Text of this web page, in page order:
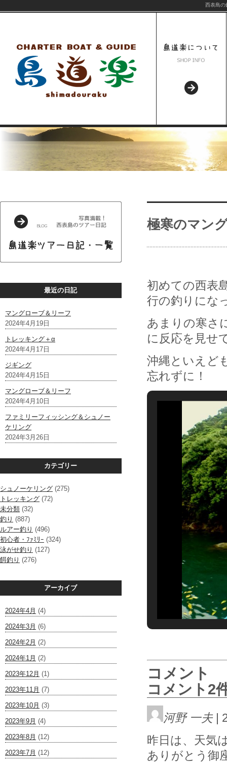
西表島の
最近の日記
マングローブ＆リーフ
2024年4月19日
トレッキング＋α
2024年4月17日
ジギング
2024年4月15日
マングローブ＆リーフ
2024年4月10日
ファミリーフィッシング＆シュノー
ケリング
2024年3月26日
カテゴリー
シュノーケリング (275)
トレッキング (72)
未分類 (32)
釣り (887)
ルアー釣り (496)
初心者・ﾌｧﾐﾘｰ (324)
泳がせ釣り (127)
餌釣り (276)
アーカイブ
2024年4月 (4)
2024年3月 (6)
2024年2月 (2)
2024年1月 (2)
2023年12月 (1)
2023年11月 (7)
2023年10月 (3)
2023年9月 (4)
2023年8月 (12)
2023年7月 (12)
極寒のマン
初めての西表
行の釣りにな
あまりの寒さ
に反応を見せ
沖縄といえど
忘れずに！
コメント
コメント2
河野 一夫|
昨日は、天気
ありがとう御